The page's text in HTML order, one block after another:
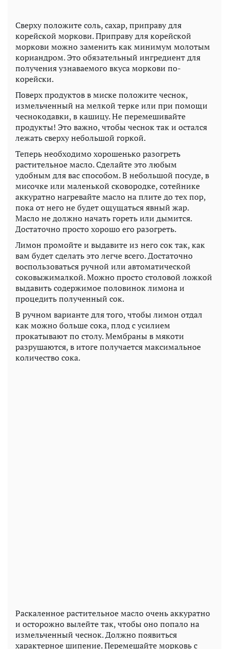
Сверху положите соль, сахар, приправу для
корейской моркови. Приправу для корейской
моркови можно заменить как минимум молотым
кориандром. Это обязательный ингредиент для
получения узнаваемого вкуса моркови по-
корейски.
Поверх продуктов в миске положите чеснок,
измельченный на мелкой терке или при помощи
чеснокодавки, в кашицу. Не перемешивайте
продукты! Это важно, чтобы чеснок так и остался
лежать сверху небольшой горкой.
Теперь необходимо хорошенько разогреть
растительное масло. Сделайте это любым
удобным для вас способом. В небольшой посуде, в
мисочке или маленькой сковородке, сотейнике
аккуратно нагревайте масло на плите до тех пор,
пока от него не будет ощущаться явный жар.
Масло не должно начать гореть или дымится.
Достаточно просто хорошо его разогреть.
Лимон промойте и выдавите из него сок так, как
вам будет сделать это легче всего. Достаточно
воспользоваться ручной или автоматической
соковыжималкой. Можно просто столовой ложкой
выдавить содержимое половинок лимона и
процедить полученный сок.
В ручном варианте для того, чтобы лимон отдал
как можно больше сока, плод с усилием
прокатывают по столу. Мембраны в мякоти
разрушаются, в итоге получается максимальное
количество сока.
Раскаленное растительное масло очень аккуратно
и осторожно вылейте так, чтобы оно попало на
измельченный чеснок. Должно появиться
характерное шипение. Перемешайте морковь с